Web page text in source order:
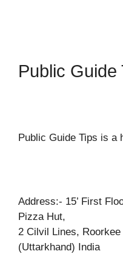
Public Guide
Public Guide Tips is a
Address:- 15’ First
Pizza Hut,
2 Cilvil Lines,
(Uttarkhand) India